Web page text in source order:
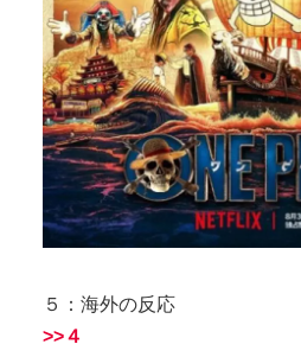
５：海外の反応
>>４